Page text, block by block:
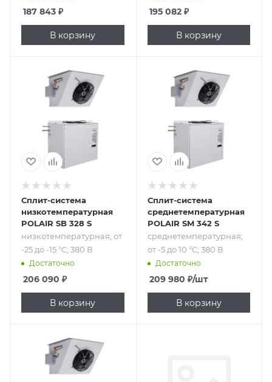
187 843 ₽
В корзину
195 082₽
В корзину
Подпись к товару
низкотемпературная;
от -25 до -15 °C;
Сплит-система
низкотемпературная
POLAIR SB 328 S
низкотемпературная; от
-25 до -15 °C; 380 В
Достаточно
206 090 ₽
В корзину
Подпись к товару
среднетемпературная;
от -5 до 10 °C; 380
Сплит-система
среднетемпературная
POLAIR SM 342 S
среднетемпературная;
от -5 до 10 °C; 380 В
Достаточно
209 980 ₽/шт
В корзину
Подпись к товару
низкотемпературная;
от -25 до -15 °C;